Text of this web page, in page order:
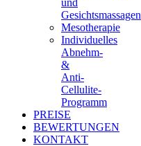
und
Gesichtsmassagen
Mesotherapie
Individuelles
Abnehm-
&
Anti-
Cellulite-
Programm
PREISE
BEWERTUNGEN
KONTAKT